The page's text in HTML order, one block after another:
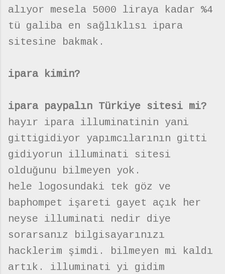
alıyor mesela 5000 liraya kadar %4
tü galiba en sağlıklısı ipara
sitesine bakmak.
ipara kimin?
ipara paypalın Türkiye sitesi mi?
hayır ipara illuminatinin yani
gittigidiyor yapımcılarının gitti
gidiyorun illuminati sitesi
olduğunu bilmeyen yok.
hele logosundaki tek göz ve
baphompet işareti gayet açık her
neyse illuminati nedir diye
sorarsanız bilgisayarınızı
hacklerim şimdi. bilmeyen mi kaldı
artık. illuminati yi gidim